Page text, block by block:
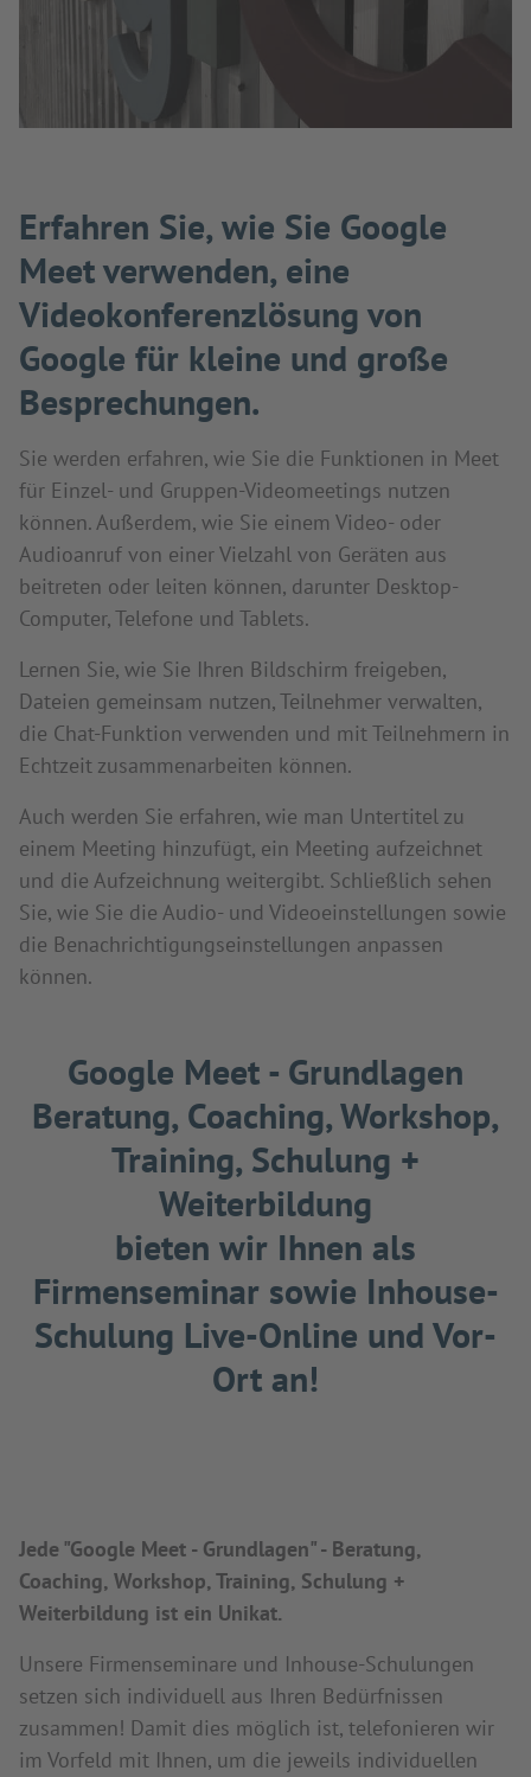
Erfahren Sie, wie Sie Google
Meet verwenden, eine
Videokonferenzlösung von
Google für kleine und große
Besprechungen.
Sie werden erfahren, wie Sie die Funktionen in Meet
für Einzel- und Gruppen-Videomeetings nutzen
können. Außerdem, wie Sie einem Video- oder
Audioanruf von einer Vielzahl von Geräten aus
beitreten oder leiten können, darunter Desktop-
Computer, Telefone und Tablets.
Lernen Sie, wie Sie Ihren Bildschirm freigeben,
Dateien gemeinsam nutzen, Teilnehmer verwalten,
die Chat-Funktion verwenden und mit Teilnehmern in
Echtzeit zusammenarbeiten können.
Auch werden Sie erfahren, wie man Untertitel zu
einem Meeting hinzufügt, ein Meeting aufzeichnet
und die Aufzeichnung weitergibt. Schließlich sehen
Sie, wie Sie die Audio- und Videoeinstellungen sowie
die Benachrichtigungseinstellungen anpassen
können.
Google Meet - Grundlagen
Beratung, Coaching, Workshop,
Training, Schulung +
Weiterbildung
bieten wir Ihnen als
Firmenseminar sowie Inhouse-
Schulung Live-Online und Vor-
Ort an!
Jede "Google Meet - Grundlagen" - Beratung,
Coaching, Workshop, Training, Schulung +
Weiterbildung ist ein Unikat.
Unsere Firmenseminare und Inhouse-Schulungen
setzen sich individuell aus Ihren Bedürfnissen
zusammen! Damit dies möglich ist, telefonieren wir
im Vorfeld mit Ihnen, um die jeweils individuellen